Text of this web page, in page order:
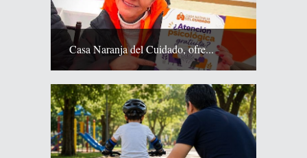
Casa Naranja del Cuidado, ofre...